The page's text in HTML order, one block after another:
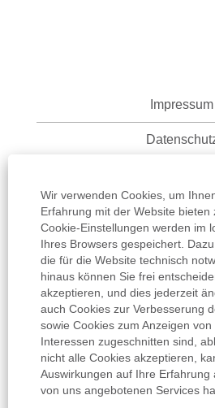
Wir verwenden Cookies, um
Erfahrung mit der Website bieten
Cookie-Einstellungen werden im
Ihres Browsers gespeichert.
die für die Website technisch
hinaus können Sie frei
akzeptieren, und dies jederzeit
auch Cookies zur Verbesserung
sowie Cookies zum Anzeigen
Interessen zugeschnitten sind,
nicht alle Cookies akzeptieren,
Auswirkungen auf Ihre Erfahrung
von uns angebotenen Services
Impressum
AGB
Cookie
W
W
W
i